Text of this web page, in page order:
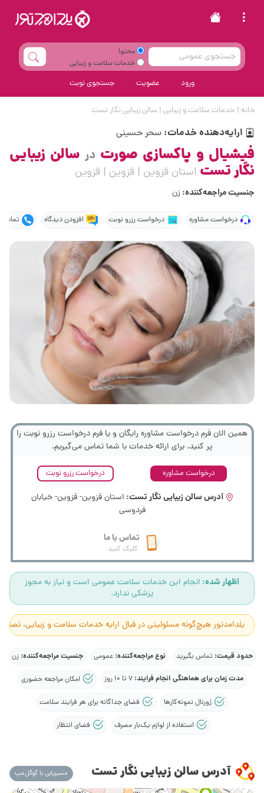
محتوا
خدمات سلامت و زیبایی
ورود عضویت جستجوی نوبت
خانه | خدمات سلامت و زیبایی | سالن زیبایی نگار تست
ارایه‌دهنده خدمات: سحر حسینی
فیشیال و پاکسازی صورت در سالن زیبایی
نگار تست استان قزوین | قزوین | قزوین
جنسیت مراجعه‌کننده: زن
درخواست مشاوره درخواست رزرو نوبت افزودن دیدگاه تماس
همین الان فرم درخواست مشاوره رایگان و یا فرم درخواست رزرو نوبت را
پر کنید. برای ارائه خدمات با شما تماس می‌گیریم.
درخواست مشاوره درخواست رزرو نوبت
آدرس سالن زیبایی نگار تست: استان قزوین- قزوین- خیابان
فردوسی
تماس با ما
کلیک کنید
اظهار شده: انجام این خدمات سلامت عمومی است و نیاز به مجوز
پزشکی ندارد.
یلدامدتور هیچ‌گونه مسئولیتی در قبال ارایه خدمات سلامت و زیبایی،
حدود قیمت: تماس بگیرید نوع مراجعه‌کننده:عمومی جنسیت مراجعه‌کننده:زن
مدت زمان برای هماهنگی انجام فرایند:7 تا 10 روز امکان مراجعه حضوری
ژورنال نمونه‌کارها فضای جداگانه برای هر فرایند سلامت
استفاده از لوازم یک‌بار مصرف فضای انتظار
آدرس سالن زیبایی نگار تست مسیریابی با گوگل‌مپ